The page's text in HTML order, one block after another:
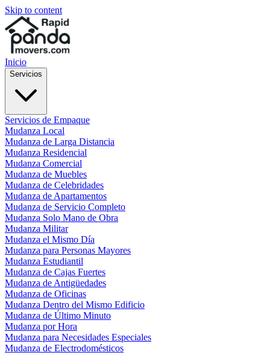
Skip to content
Inicio
Servicios
Servicios de Empaque
Mudanza Local
Mudanza de Larga Distancia
Mudanza Residencial
Mudanza Comercial
Mudanza de Muebles
Mudanza de Celebridades
Mudanza de Apartamentos
Mudanza de Servicio Completo
Mudanza Solo Mano de Obra
Mudanza Militar
Mudanza el Mismo Día
Mudanza para Personas Mayores
Mudanza Estudiantil
Mudanza de Cajas Fuertes
Mudanza de Antigüedades
Mudanza de Oficinas
Mudanza Dentro del Mismo Edificio
Mudanza de Último Minuto
Mudanza por Hora
Mudanza para Necesidades Especiales
Mudanza de Electrodomésticos